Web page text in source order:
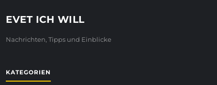
EVET ICH WILL
Nachrichten, Tipps und Einblicke
KATEGORIEN